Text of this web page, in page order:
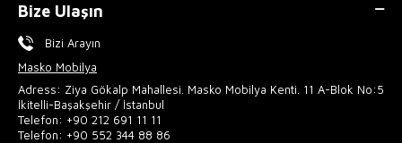
Bize Ulaşın
Bizi Arayın
Masko Mobilya
Adress: Ziya Gökalp Mahallesi. Masko Mobilya Kenti. 11 A-Blok No:5
İkitelli-Başakşehir / İstanbul
Telefon: +90 212 691 11 11
Telefon: +90 552 344 88 86